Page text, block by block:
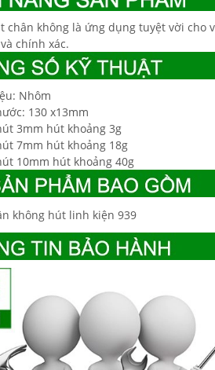
chân không là ứng dụng tuyệt vời cho
chính xác.
Nhôm
130 x13mm
3mm hút khoảng 3g
7mm hút khoảng 18g
10mm hút khoảng 40g
không hút linh kiện 939